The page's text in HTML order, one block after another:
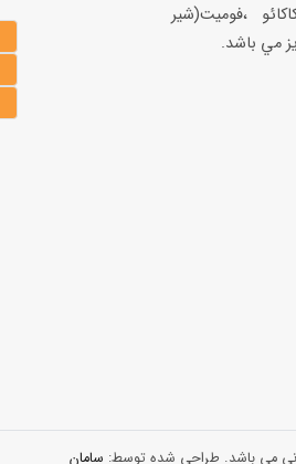
،فوميت(شير
مي باشد.
می باشد. طراحی شده توسط: سامان